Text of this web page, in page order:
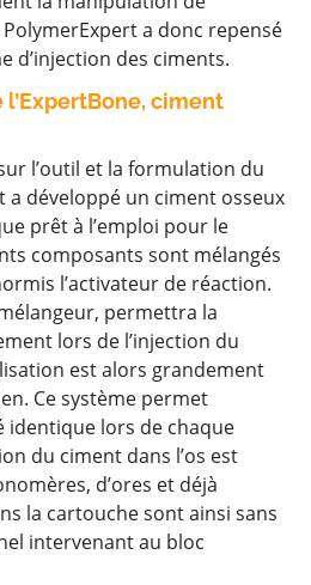
a donc repensé
d’injection des ciments.
ciment
l’outil et la formulation du
a développé un ciment osseux
prêt à l’emploi pour le
composants sont mélangés
l’activateur de réaction.
permettra la
lors de l’injection du
est alors grandement
Ce système permet
identique lors de chaque
du ciment dans l’os est
d’ores et déjà
la cartouche sont ainsi sans
intervenant au bloc